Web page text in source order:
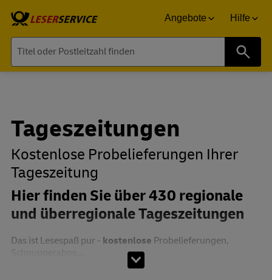
Angebote Hilfe
Tageszeitungen
Kostenlose Probelieferungen Ihrer
Tageszeitung
Hier finden Sie über 430 regionale
und überregionale Tageszeitungen
Das ist Lesespaß pur - kostenlose Probelieferungen,